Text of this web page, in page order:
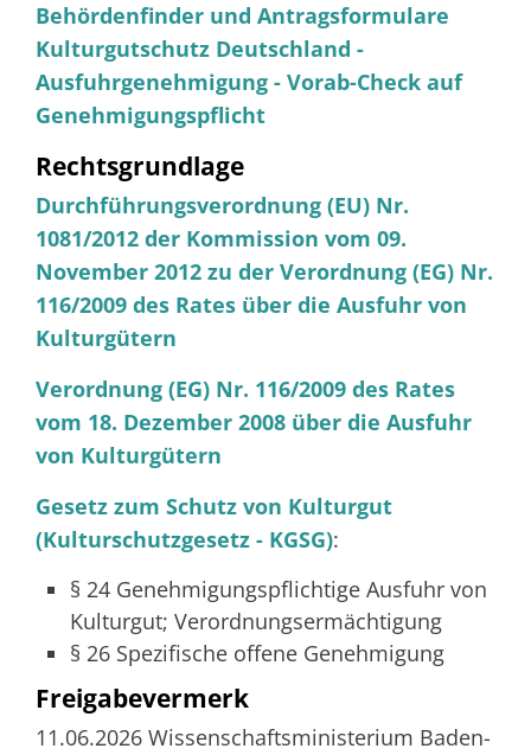
Behördenfinder und Antragsformulare
Kulturgutschutz Deutschland -
Ausfuhrgenehmigung - Vorab-Check auf
Genehmigungspflicht
Rechtsgrundlage
Durchführungsverordnung (EU) Nr.
1081/2012 der Kommission vom 09.
November 2012 zu der Verordnung (EG) Nr.
116/2009 des Rates über die Ausfuhr von
Kulturgütern
Verordnung (EG) Nr. 116/2009 des Rates
vom 18. Dezember 2008 über die Ausfuhr
von Kulturgütern
Gesetz zum Schutz von Kulturgut
(Kulturschutzgesetz - KGSG):
§ 24 Genehmigungspflichtige Ausfuhr von
Kulturgut; Verordnungsermächtigung
§ 26 Spezifische offene Genehmigung
Freigabevermerk
11.06.2026 Wissenschaftsministerium Baden-